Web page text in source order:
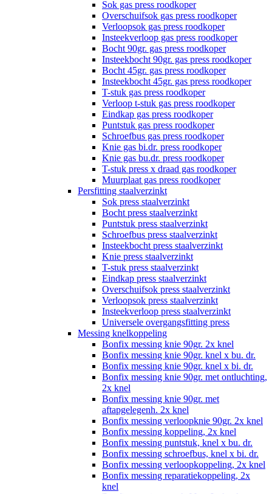
Sok gas press roodkoper
Overschuifsok gas press roodkoper
Verloopsok gas press roodkoper
Insteekverloop gas press roodkoper
Bocht 90gr. gas press roodkoper
Insteekbocht 90gr. gas press roodkoper
Bocht 45gr. gas press roodkoper
Insteekbocht 45gr. gas press roodkoper
T-stuk gas press roodkoper
Verloop t-stuk gas press roodkoper
Eindkap gas press roodkoper
Puntstuk gas press roodkoper
Schroefbus gas press roodkoper
Knie gas bi.dr. press roodkoper
Knie gas bu.dr. press roodkoper
T-stuk press x draad gas roodkoper
Muurplaat gas press roodkoper
Persfitting staalverzinkt
Sok press staalverzinkt
Bocht press staalverzinkt
Puntstuk press staalverzinkt
Schroefbus press staalverzinkt
Insteekbocht press staalverzinkt
Knie press staalverzinkt
T-stuk press staalverzinkt
Eindkap press staalverzinkt
Overschuifsok press staalverzinkt
Verloopsok press staalverzinkt
Insteekverloop press staalverzinkt
Universele overgangsfitting press
Messing knelkoppeling
Bonfix messing knie 90gr. 2x knel
Bonfix messing knie 90gr. knel x bu. dr.
Bonfix messing knie 90gr. knel x bi. dr.
Bonfix messing knie 90gr. met ontluchting,
2x knel
Bonfix messing knie 90gr. met
aftapgelegenh. 2x knel
Bonfix messing verloopknie 90gr. 2x knel
Bonfix messing koppeling, 2x knel
Bonfix messing puntstuk, knel x bu. dr.
Bonfix messing schroefbus, knel x bi. dr.
Bonfix messing verloopkoppeling, 2x knel
Bonfix messing reparatiekoppeling, 2x
knel